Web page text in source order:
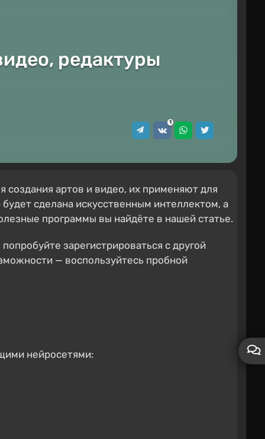
редактуры
1
создания артов и видео, их применяют для
сделана искусственным интеллектом, а
программы вы найдёте в нашей статье.
зарегистрироваться с другой
— воспользуйтесь пробной
нейросетями: